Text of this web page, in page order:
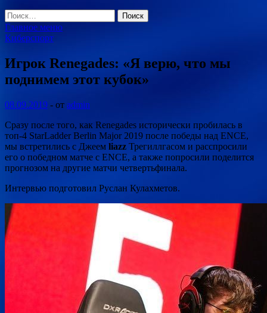
Найти:
Главное меню
Киберспорт
Игрок Renegades: «Я верю, что мы
поднимем этот кубок»
08.09.2019 - от admin
Сразу после того, как Renegades исторически пробилась в
топ-4 StarLadder Berlin Major 2019 после победы над ENCE,
мы встретились с Джеем liazz Трегиллгасом и расспросили
его о победном матче с ENCE, а также попросили поделится
прогнозом на другие матчи четвертьфинала.
Интервью подготовил Руслан Кулахметов.